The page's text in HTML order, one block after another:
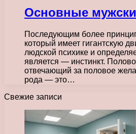
Основные
Последующим более
который имеет гигантскую
людской психике и
является — инстинкт.
отвечающий за половое
рода — это…
Свежие записи